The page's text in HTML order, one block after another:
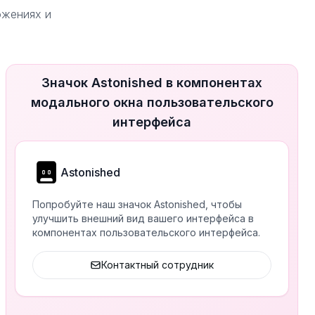
и
Значок Astonished в компонентах
модального окна пользовательского
интерфейса
Astonished
Попробуйте наш значок Astonished, чтобы
улучшить внешний вид вашего интерфейса в
компонентах пользовательского интерфейса.
Контактный сотрудник